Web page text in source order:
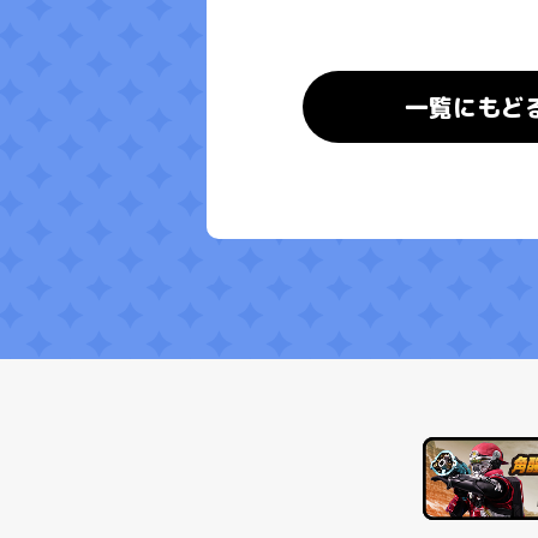
一覧にもど